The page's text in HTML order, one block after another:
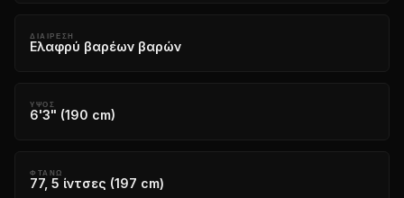
ΔΙΑΊΡΕΣΗ
Ελαφρύ βαρέων βαρών
ΎΨΟΣ
6'3" (190 cm)
ΦΤΆΝΩ
77, 5 ίντσες (197 cm)